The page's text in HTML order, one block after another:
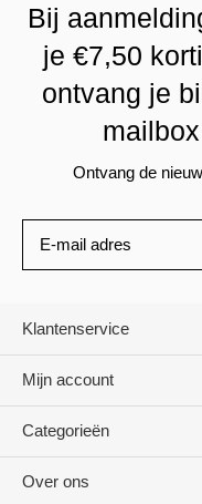
Bij
je €7,50
ontvang je
Ontvang de
Klantenservice
Mijn account
Categorieën
Over ons